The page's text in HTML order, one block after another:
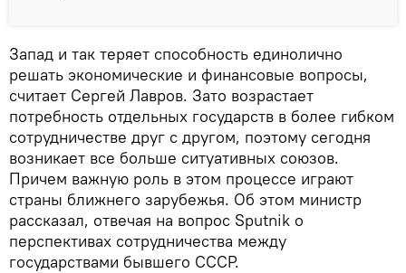
Запад и так теряет способность единолично
решать экономические и финансовые вопросы,
считает Сергей Лавров. Зато возрастает
потребность отдельных государств в более гибком
сотрудничестве друг с другом, поэтому сегодня
возникает все больше ситуативных союзов.
Причем важную роль в этом процессе играют
страны ближнего зарубежья. Об этом министр
рассказал, отвечая на вопрос Sputnik о
перспективах сотрудничества между
государствами бывшего СССР.